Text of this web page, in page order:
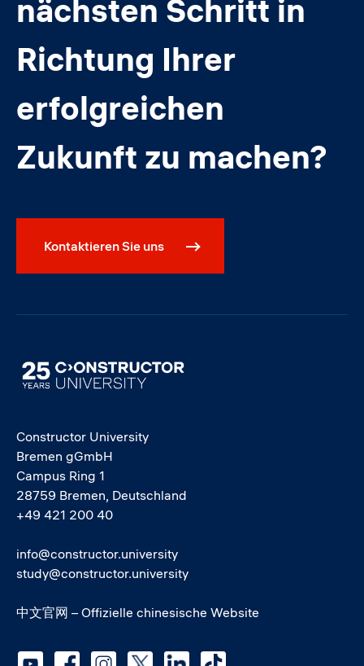
nächsten Schritt in
Richtung Ihrer
erfolgreichen
Zukunft zu machen?
Kontaktieren Sie uns
Image
Constructor University
Bremen gGmbH
Campus Ring 1
28759 Bremen, Deutschland
+49 421 200 40
info@constructor.university
study@constructor.university
中文官网 – Offizielle chinesische Website
Social media